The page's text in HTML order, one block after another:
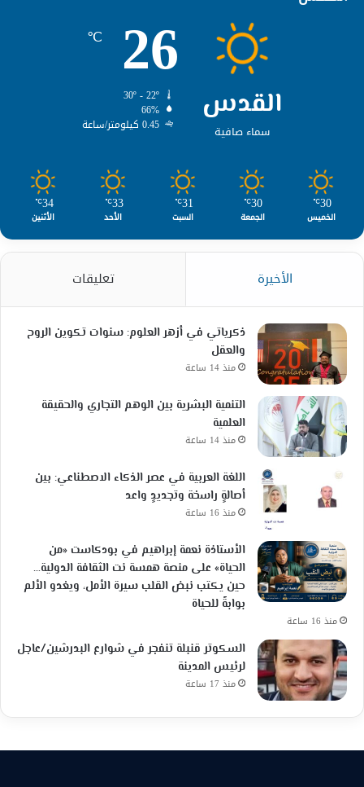
القدس
سماء صافية
26
℃
66%
0.45 كيلومتر/ساعة
30
℃
الخميس
30
℃
الجمعة
31
℃
السبت
33
℃
الأحد
34
℃
الأثنين
الأخيرة تعليقات
ذكرياتي في أزهر العلوم: سنوات تكوين الروح
والعقل
منذ 14 ساعة
التنمية البشرية بين الوهم التجاري والحقيقة
العلمية
منذ 14 ساعة
اللغة العربية في عصر الذكاء الاصطناعي: بين
أصالةٍ راسخة وتجديدٍ واعد
منذ 16 ساعة
الأستاذة نعمة إبراهيم في بودكاست «من
الحياة» على منصة همسة نت الثقافة الدولية…
حين يكتب نبض القلب سيرة الأمل، ويغدو الألم
بوابةً للحياة
منذ 16 ساعة
السكوتر قنبلة تنفجر في شوارع البدرشين/عاجل
لرئيس المدينة
منذ 17 ساعة